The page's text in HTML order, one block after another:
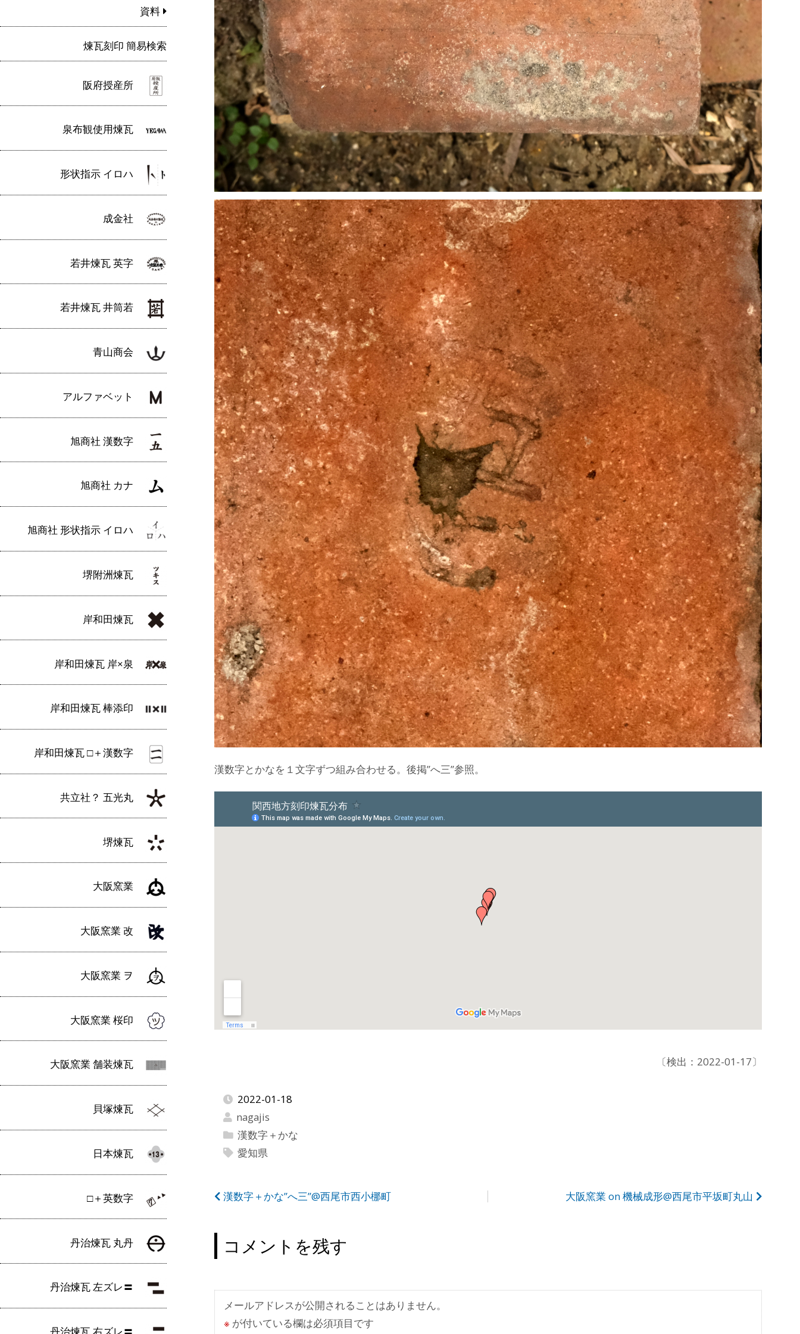
資料
煉瓦刻印 簡易検索
阪府授産所
泉布観使用煉瓦
形状指示 イロハ
成金社
若井煉瓦 英字
若井煉瓦 井筒若
青山商会
アルファベット
旭商社 漢数字
旭商社 カナ
旭商社 形状指示 イロハ
堺附洲煉瓦
岸和田煉瓦
岸和田煉瓦 岸×泉
岸和田煉瓦 棒添印
岸和田煉瓦 □＋漢数字
共立社？ 五光丸
堺煉瓦
大阪窯業
大阪窯業 改
大阪窯業 ヲ
大阪窯業 桜印
大阪窯業 舗装煉瓦
貝塚煉瓦
日本煉瓦
□＋英数字
丹治煉瓦 丸丹
丹治煉瓦 左ズレ〓
漢数字とかなを１文字ずつ組み合わせる。後掲”へ三”参照。
〔検出：2022-01-17〕
2022-01-18
nagajis
漢数字＋かな
愛知県
投
ナ
ビ
ゲ
ー
大阪窯業 on 機械成形@西尾市平坂町丸山
漢数字＋かな”へ三”@西尾市西小梛町
コメントを残す
メールアドレスが公開されることはありません。
※ が付いている欄は必須項目です